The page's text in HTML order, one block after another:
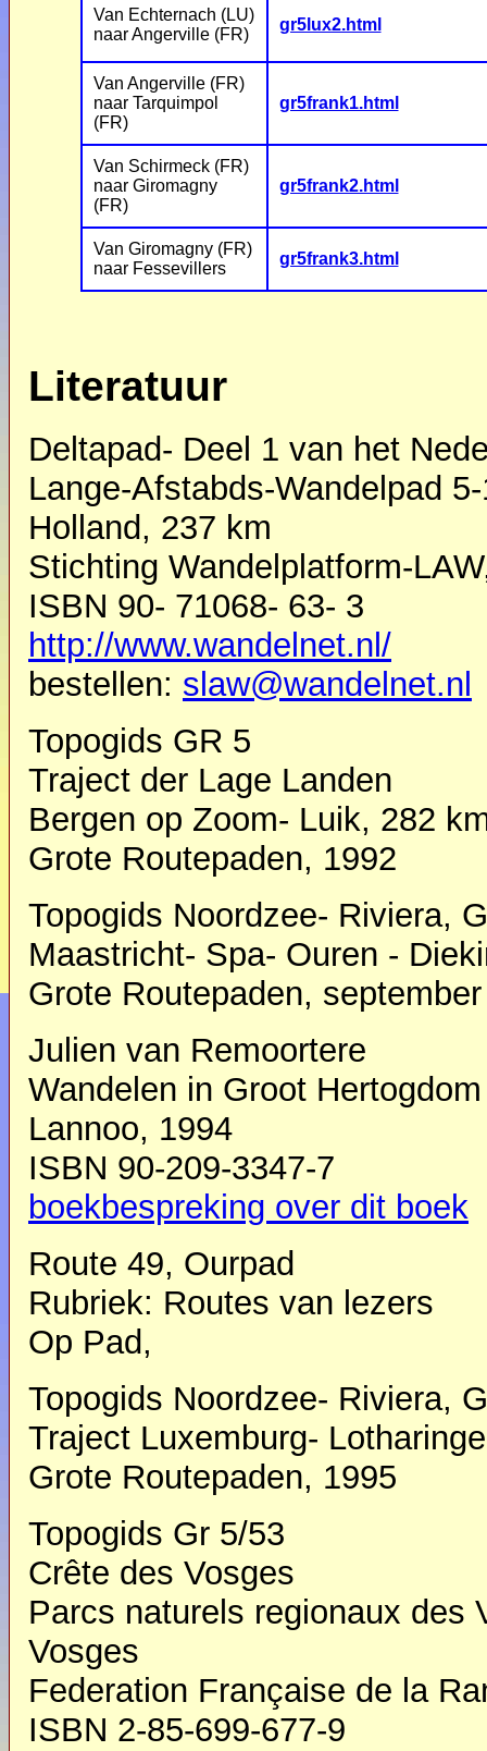
Van Echternach (LU)
naar Angerville (FR)
gr5lux2.html
Van Angerville (FR)
naar Tarquimpol
(FR)
gr5frank1.html
Van Schirmeck (FR)
naar Giromagny
(FR)
gr5frank2.html
Van Giromagny (FR)
naar Fessevillers
gr5frank3.html
Literatuur
Deltapad- Deel 1 van het
Lange-Afstabds-Wandelpad
Holland, 237 km
Stichting Wandelplatform-
ISBN 90- 71068- 63- 3
http://www.wandelnet.nl/
bestellen: slaw@wandelnet.nl
Topogids GR 5
Traject der Lage Landen
Bergen op Zoom- Luik, 282
Grote Routepaden, 1992
Topogids Noordzee- Riviera,
Maastricht- Spa- Ouren -
Grote Routepaden,
Julien van Remoortere
Wandelen in Groot
Lannoo, 1994
ISBN 90-209-3347-7
boekbespreking over dit boek
Route 49, Ourpad
Rubriek: Routes van lezers
Op Pad,
Topogids Noordzee- Riviera,
Traject Luxemburg-
Grote Routepaden, 1995
Topogids Gr 5/53
Crête des Vosges
Parcs naturels regionaux des
Vosges
Federation Française de la
ISBN 2-85-699-677-9